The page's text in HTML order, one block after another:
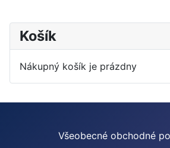
Košík
Nákupný košík je prázdny
Všeobecné obchodné